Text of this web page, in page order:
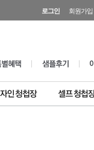
로그인 회원가입